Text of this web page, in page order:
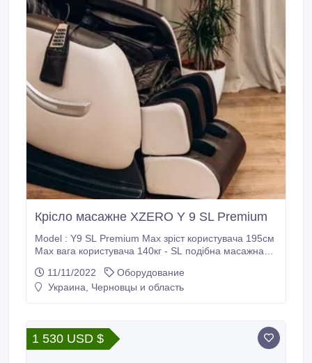
Крісло масажне XZERO Y 9 SL Premium
Model : Y9 SL Premium Мах зріст користувача 195см
Мах вага користувача 140кг - SL подібна масажна
Дана модель крісла включає в себе Функцію
автоматичного визначення форми тіла. Режими: -
11/11/2022
Оборудование
Украина, Черновцы и область
1 530 USD $